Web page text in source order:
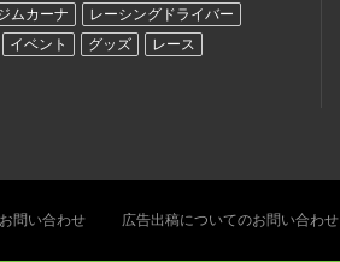
ムカーナ
レーシングドライバー
イベント グッズ レース
問い合わせ 広告出稿についてのお問い合わせ